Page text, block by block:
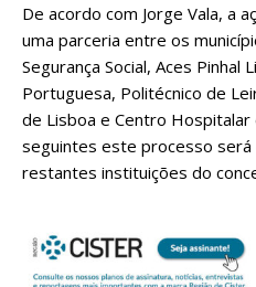
De acordo com Jorge Vala, a
uma parceria entre os
Segurança Social, Aces Pinhal
Portuguesa, Politécnico de
de Lisboa e Centro Hospitalar
seguintes este processo será
restantes instituições do